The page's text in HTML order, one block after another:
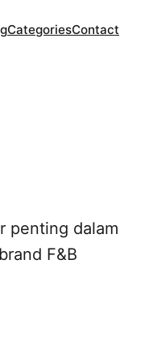
CategoriesContact
penting dalam
F&B